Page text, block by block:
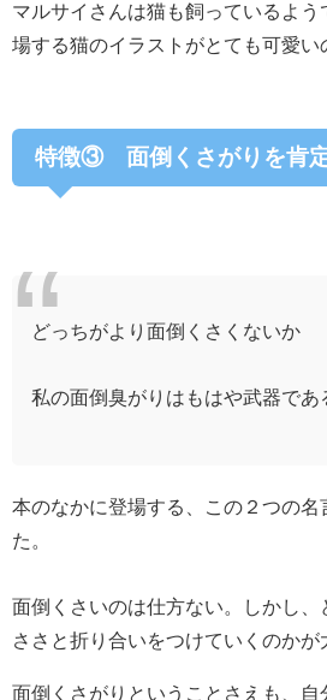
マルサイさんは猫も飼っているよう
場する猫のイラストがとても可愛い
特徴③ 面倒くさがりを肯
どっちがより面倒くさくないか
私の面倒臭がりはもはや武器であ
本のなかに登場する、この２つの名
た。
面倒くさいのは仕方ない。しかし、
ささと折り合いをつけていくのかが
面倒くさがりということさえも、自